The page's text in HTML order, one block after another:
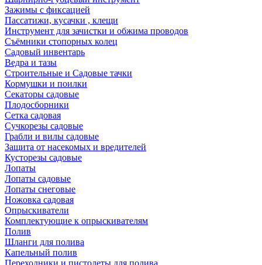
Зажимы с фиксацией
Пассатижи, кусачки , клещи
Инструмент для зачистки и обжима проводов
Съёмники стопорных колец
Садовый инвентарь
Ведра и тазы
Строительные и Садовые тачки
Кормушки и поилки
Секаторы садовые
Плодосборники
Сетка садовая
Сучкорезы садовые
Грабли и вилы садовые
Защита от насекомых и вредителей
Кусторезы садовые
Лопаты
Лопаты садовые
Лопаты снеговые
Ножовка садовая
Опрыскиватели
Комплектующие к опрыскивателям
Полив
Шланги для полива
Капельный полив
Переходники и пистолеты для полива